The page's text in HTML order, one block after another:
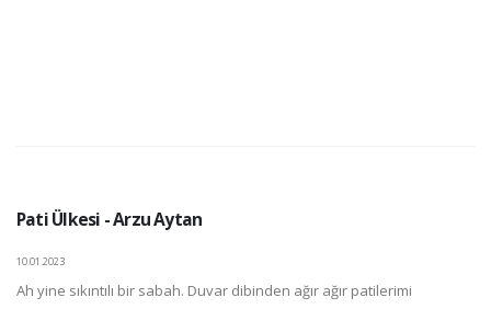
Pati Ülkesi - Arzu Aytan
10.01.2023
Ah yine sıkıntılı bir sabah. Duvar dibinden ağır ağır patilerimi